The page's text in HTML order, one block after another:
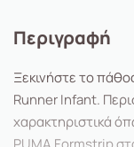
Περιγραφή
Ξεκινήστε το
Runner Infant.
χαρακτηριστικά